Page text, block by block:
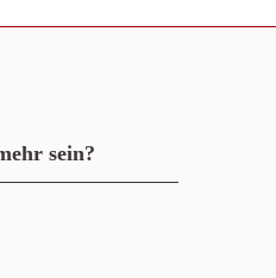
sein?